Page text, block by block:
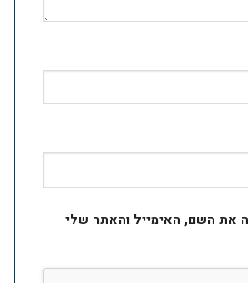
את השם, האימייל והאתר שלי